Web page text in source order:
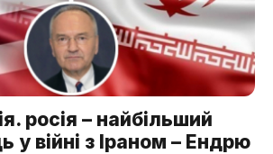
росія – найбільший
у війні з Іраном – Ендрю